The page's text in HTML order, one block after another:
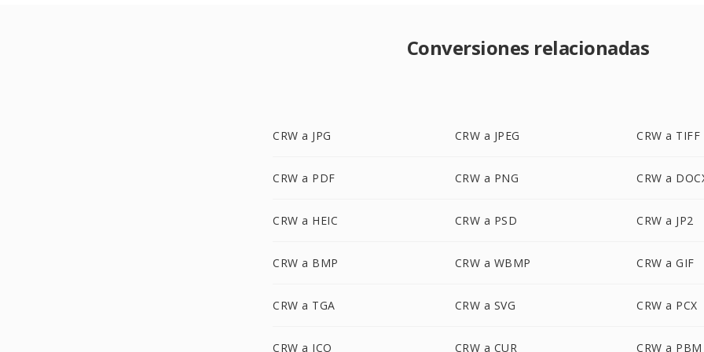
Conversiones relacionadas
CRW a JPG CRW a JPEG CRW a TIFF
CRW a PDF CRW a PNG CRW a
CRW a HEIC CRW a PSD CRW a JP2
CRW a BMP CRW a WBMP CRW a GIF
CRW a TGA CRW a SVG CRW a PCX
CRW a ICO CRW a CUR CRW a PBM